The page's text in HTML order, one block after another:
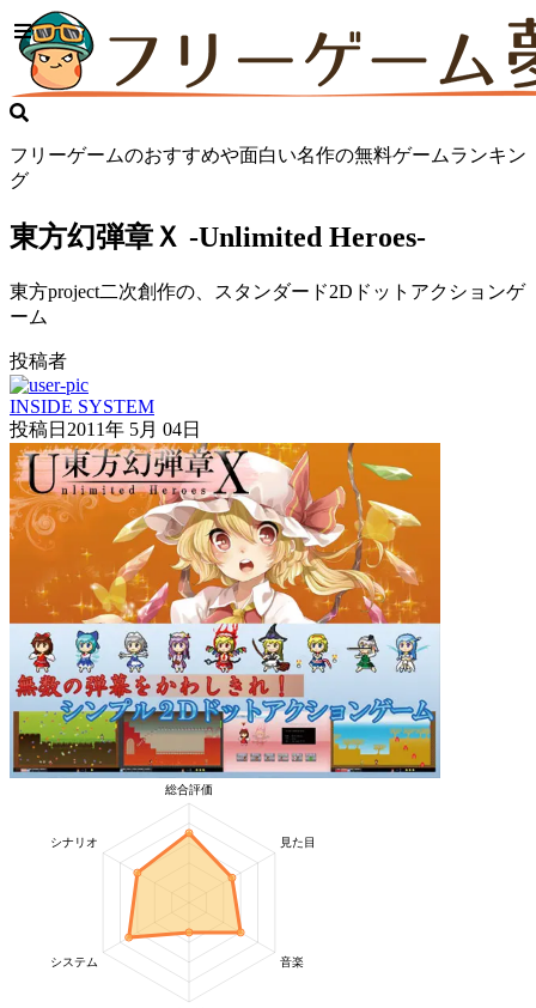
フリーゲームのおすすめや面白い名作の無料ゲームランキン
グ
東方幻弾章Ｘ -Unlimited Heroes-
東方project二次創作の、スタンダード2Dドットアクションゲ
ーム
投稿者
INSIDE SYSTEM
投稿日 2011年 5月 04日